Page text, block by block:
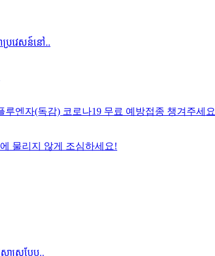
ប្រវេសន៍នៅ..
루엔자(독감) 코로나19 무료 예방접종 챙겨주세요
물리지 않게 조심하세요!
ាស្ត្របែប..